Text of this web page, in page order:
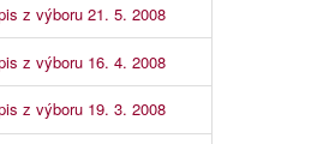
z výboru 21. 5. 2008
z výboru 16. 4. 2008
z výboru 19. 3. 2008